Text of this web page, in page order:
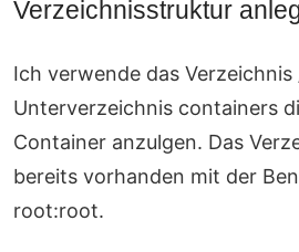
Verzeichnisstruktur
Ich verwende das
Unterverzeichnis containers
Container anzulgen. Das
bereits vorhanden mit der
root:root.